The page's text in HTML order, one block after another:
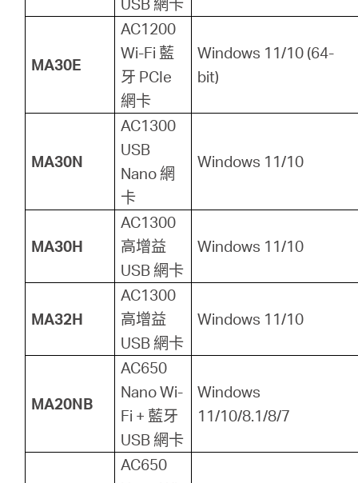
MA30E
AC1200
Wi-Fi 藍
牙 PCIe
網卡
Windows 11/10 (64-
bit)
MA30N
AC1300
USB
Nano 網
卡
Windows 11/10
MA30H
AC1300
高增益
USB 網卡
Windows 11/10
MA32H
AC1300
高增益
USB 網卡
Windows 11/10
MA20NB
AC650
Nano Wi-
Fi + 藍牙
USB 網卡
Windows
11/10/8.1/8/7
AC650